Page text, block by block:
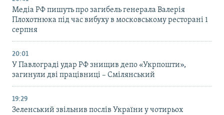
Медіа РФ пишуть про загибель генерала Валерія
Плохотнюка під час вибуху в московському ресторані 1
серпня
20:01
У Павлограді удар РФ знищив депо «Укрпошти»,
загинули дві працівниці – Смілянський
19:29
Зеленський звільнив послів України у чотирьох